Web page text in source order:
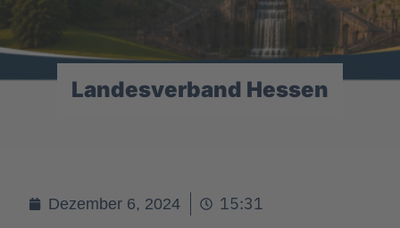
Landesverband Hessen
Dezember 6, 2024 15:31